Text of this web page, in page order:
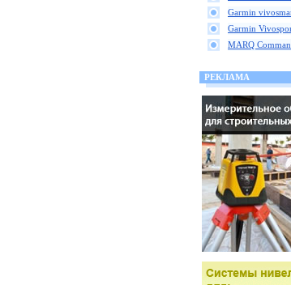
Garmin
Garmin
MARQ
РЕКЛАМА